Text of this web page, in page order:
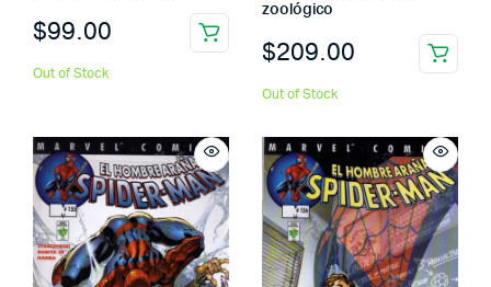
$99.00
Out of Stock
zoológico
$209.00
Out of Stock